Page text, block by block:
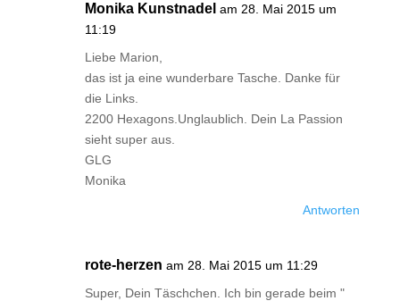
Monika Kunstnadel am 28. Mai 2015 um
11:19
Liebe Marion,
das ist ja eine wunderbare Tasche. Danke für
die Links.
2200 Hexagons.Unglaublich. Dein La Passion
sieht super aus.
GLG
Monika
Antworten
rote-herzen am 28. Mai 2015 um 11:29
Super, Dein Täschchen. Ich bin gerade beim "